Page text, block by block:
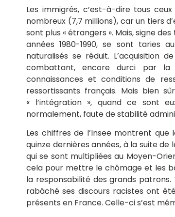
Les immigrés, c’est-à-dire tous
nombreux (7,7 millions), car un tiers
sont plus « étrangers ». Mais, signe
années 1980-1990, se sont taries
naturalisés se réduit. L’acquisition
combattant, encore durci par la
connaissances et conditions de
ressortissants français. Mais bien
« l’intégration », quand ce sont
normalement, faute de stabilité
Les chiffres de l’Insee montrent
quinze dernières années, à la suite
qui se sont multipliées au Moyen-
cela pour mettre le chômage et les
la responsabilité des grands
rabâché ses discours racistes ont
présents en France. Celle-ci s’est